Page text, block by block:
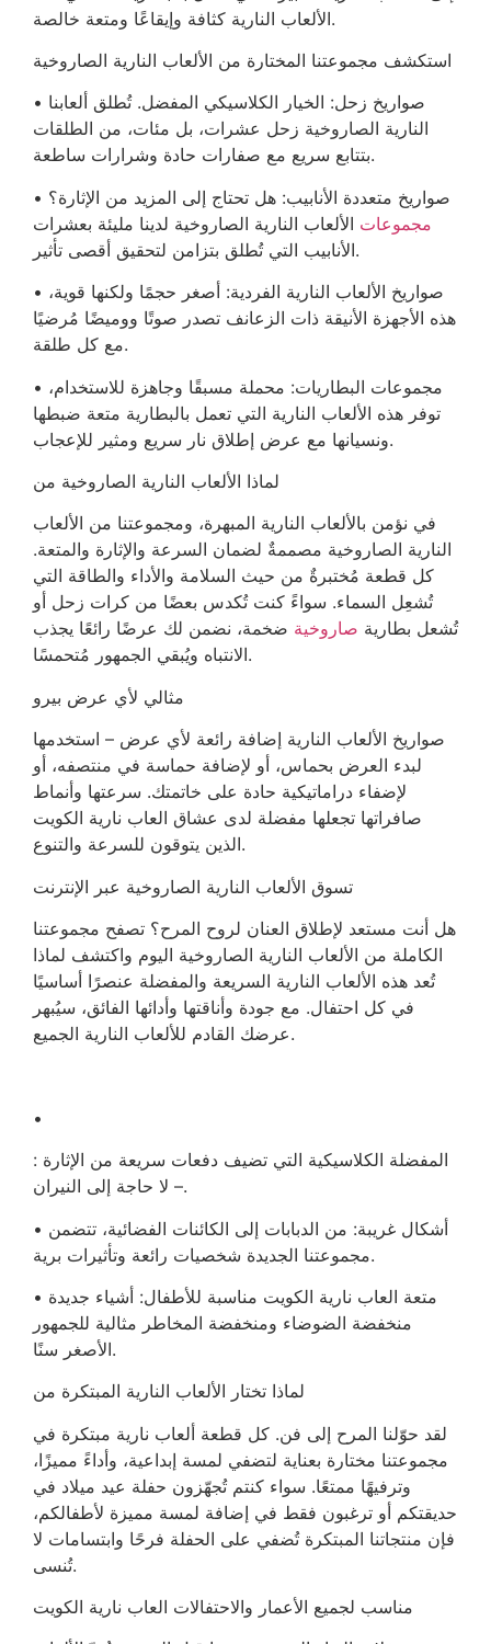
الألعاب النارية كثافة وإيقاعًا ومتعة خالصة.
استكشف مجموعتنا المختارة من الألعاب النارية الصاروخية
• صواريخ زحل: الخيار الكلاسيكي المفضل. تُطلق ألعابنا
النارية الصاروخية زحل عشرات، بل مئات، من الطلقات
بتتابع سريع مع صفارات حادة وشرارات ساطعة.
• صواريخ متعددة الأنابيب: هل تحتاج إلى المزيد من الإثارة؟
مجموعات الألعاب النارية الصاروخية لدينا مليئة بعشرات
الأنابيب التي تُطلق بتزامن لتحقيق أقصى تأثير.
• صواريخ الألعاب النارية الفردية: أصغر حجمًا ولكنها قوية،
هذه الأجهزة الأنيقة ذات الزعانف تصدر صوتًا ووميضًا مُرضيًا
مع كل طلقة.
• مجموعات البطاريات: محملة مسبقًا وجاهزة للاستخدام،
توفر هذه الألعاب النارية التي تعمل بالبطارية متعة ضبطها
ونسيانها مع عرض إطلاق نار سريع ومثير للإعجاب.
لماذا الألعاب النارية الصاروخية من
في نؤمن بالألعاب النارية المبهرة، ومجموعتنا من الألعاب
النارية الصاروخية مصممةٌ لضمان السرعة والإثارة والمتعة.
كل قطعة مُختبرةٌ من حيث السلامة والأداء والطاقة التي
تُشعِل السماء. سواءً كنت تُكدس بعضًا من كرات زحل أو
تُشعل بطارية صاروخية ضخمة، نضمن لك عرضًا رائعًا يجذب
الانتباه ويُبقي الجمهور مُتحمسًا.
مثالي لأي عرض بيرو
صواريخ الألعاب النارية إضافة رائعة لأي عرض – استخدمها
لبدء العرض بحماس، أو لإضافة حماسة في منتصفه، أو
لإضفاء دراماتيكية حادة على خاتمتك. سرعتها وأنماط
صافراتها تجعلها مفضلة لدى عشاق العاب نارية الكويت
الذين يتوقون للسرعة والتنوع.
تسوق الألعاب النارية الصاروخية عبر الإنترنت
هل أنت مستعد لإطلاق العنان لروح المرح؟ تصفح مجموعتنا
الكاملة من الألعاب النارية الصاروخية اليوم واكتشف لماذا
تُعد هذه الألعاب النارية السريعة والمفضلة عنصرًا أساسيًا
في كل احتفال. مع جودة وأناقتها وأدائها الفائق، سيُبهر
عرضك القادم للألعاب النارية الجميع.
•
: المفضلة الكلاسيكية التي تضيف دفعات سريعة من الإثارة
– لا حاجة إلى النيران.
• أشكال غريبة: من الدبابات إلى الكائنات الفضائية، تتضمن
مجموعتنا الجديدة شخصيات رائعة وتأثيرات برية.
• متعة العاب نارية الكويت مناسبة للأطفال: أشياء جديدة
منخفضة الضوضاء ومنخفضة المخاطر مثالية للجمهور
الأصغر سنًا.
لماذا تختار الألعاب النارية المبتكرة من
لقد حوّلنا المرح إلى فن. كل قطعة ألعاب نارية مبتكرة في
مجموعتنا مختارة بعناية لتضفي لمسة إبداعية، وأداءً مميزًا،
وترفيهًا ممتعًا. سواء كنتم تُجهّزون حفلة عيد ميلاد في
حديقتكم أو ترغبون فقط في إضافة لمسة مميزة لأطفالكم،
فإن منتجاتنا المبتكرة تُضفي على الحفلة فرحًا وابتسامات لا
تُنسى.
مناسب لجميع الأعمار والاحتفالات العاب نارية الكويت